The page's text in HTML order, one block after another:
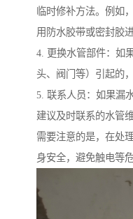
临时修补方法。例如
用防水胶带或密封胶
4. 更换水管部件：如
头、阀门等）引起的
5. 联系人员：如果漏
建议及时联系的水管
需要注意的是，在处
身安全，避免触电等